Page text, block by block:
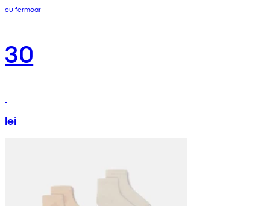
cu fermoar
30
lei